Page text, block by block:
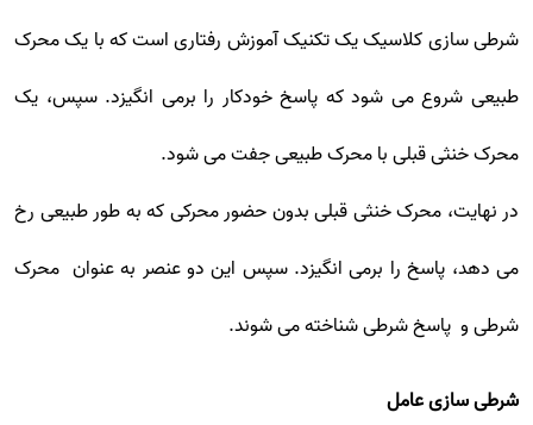
شرطی سازی کلاسیک یک تکنیک آموزش رفتاری است که با یک محرک
طبیعی شروع می شود که پاسخ خودکار را برمی انگیزد. سپس، یک
محرک خنثی قبلی با محرک طبیعی جفت می شود.
در نهایت، محرک خنثی قبلی بدون حضور محرکی که به طور طبیعی رخ
می دهد، پاسخ را برمی انگیزد. سپس این دو عنصر به عنوان محرک
شرطی و پاسخ شرطی شناخته می شوند.
شرطی سازی عامل